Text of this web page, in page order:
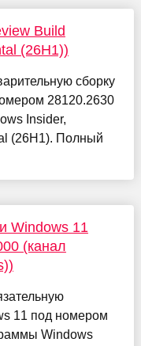
Build
(26H1))
сборку
28120.2630
Insider,
(26H1). Полный
Windows 11
(канал
11 под номером
Windows